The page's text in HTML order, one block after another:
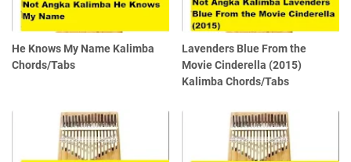
He Knows My Name Kalimba
Chords/Tabs
Lavenders Blue From the
Movie Cinderella (2015)
Kalimba Chords/Tabs